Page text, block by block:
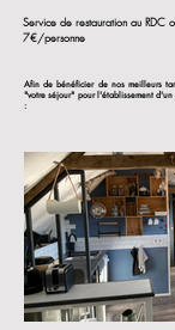
Service de restauration au RDC
7€/personne
Afin de bénéficier de nos meilleurs
"votre séjour" pour l'établissement
: